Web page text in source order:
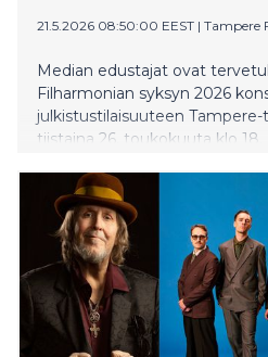
21.5.2026 08:50:00 EEST | Tampere
Median edustajat ovat
Filharmonian syksyn 2026
julkistustilaisuuteen Tampere-
tiistaina 26. toukokuuta klo
johtaja Matthew Halls ja